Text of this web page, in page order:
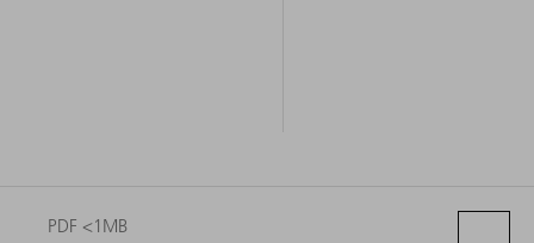
PDF <1MB